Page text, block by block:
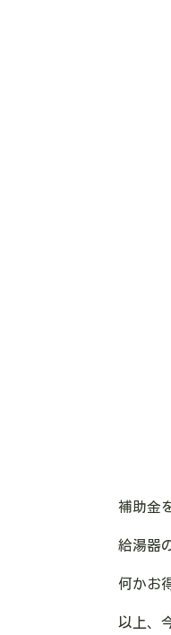
補助金
給湯器
何かお
以上、